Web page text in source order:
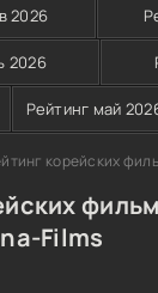
2026
2026
Рейтинг май
корейских фильмов
Films